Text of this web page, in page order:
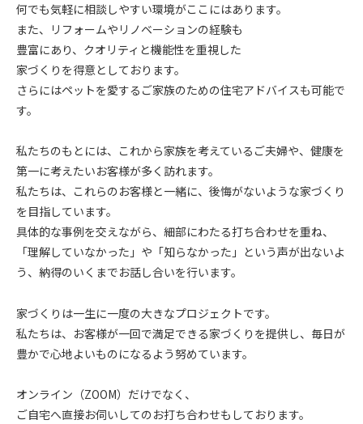
何でも気軽に相談しやすい環境がここにはあります。
また、リフォームやリノベーションの経験も
豊富にあり、クオリティと機能性を重視した
家づくりを得意としております。
さらにはペットを愛するご家族のための住宅アドバイスも可能で
す。
私たちのもとには、これから家族を考えているご夫婦や、健康を
第一に考えたいお客様が多く訪れます。
私たちは、これらのお客様と一緒に、後悔がないような家づくり
を目指しています。
具体的な事例を交えながら、細部にわたる打ち合わせを重ね、
「理解していなかった」や「知らなかった」という声が出ないよ
う、納得のいくまでお話し合いを行います。
家づくりは一生に一度の大きなプロジェクトです。
私たちは、お客様が一回で満足できる家づくりを提供し、毎日が
豊かで心地よいものになるよう努めています。
オンライン（ZOOM）だけでなく、
ご自宅へ直接お伺いしてのお打ち合わせもしております。